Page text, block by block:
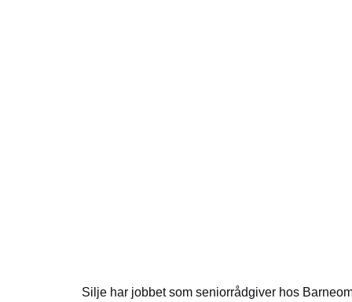
Silje har jobbet som seniorrådgiver hos